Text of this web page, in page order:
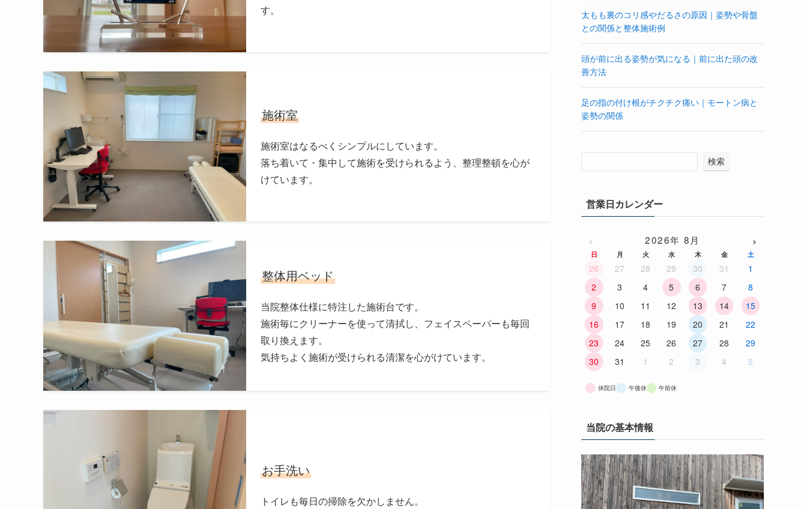
す。
施術室
施術室はなるべくシンプルにしています。
落ち着いて・集中して施術を受けられるよう、整理整頓を心が
けています。
整体用ベッド
当院整体仕様に特注した施術台です。
施術毎にクリーナーを使って清拭し、フェイスペーパーも毎回
取り換えます。
気持ちよく施術が受けられる清潔を心がけています。
お手洗い
トイレも毎日の掃除を欠かしません。
太もも裏のコリ感やだるさの原因｜姿勢や骨盤
との関係と整体施術例
頭が前に出る姿勢が気になる｜前に出た頭の改
善方法
足の指の付け根がチクチク痛い｜モートン病と
姿勢の関係
検索
営業日カレンダー
‹ 2026年 8月 ›
日 月 火 水 木 金 土
26 27 28 29 30 31
1
2
3 4 5 6 7
8
9
10 11 12 13 14
15
16
17 18 19 20 21
22
23
24 25 26 27 28
29
30
31 1 2 3 4 5
休院日 午後休 午前休
当院の基本情報